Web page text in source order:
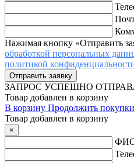
Нажимая кнопку «Отправить
обработкой персональных
политикой
ЗАПРОС УСПЕШНО
Товар добавлен в корзину
В корзину Продолжить покупки
Товар добавлен в корзину
×